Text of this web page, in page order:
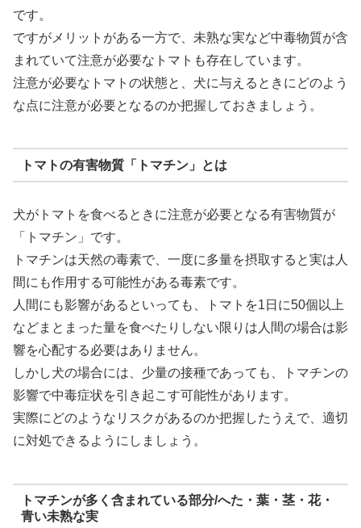
です。
ですがメリットがある一方で、未熟な実など中毒物質が含
まれていて注意が必要なトマトも存在しています。
注意が必要なトマトの状態と、犬に与えるときにどのよう
な点に注意が必要となるのか把握しておきましょう。
トマトの有害物質「トマチン」とは
犬がトマトを食べるときに注意が必要となる有害物質が
「トマチン」です。
トマチンは天然の毒素で、一度に多量を摂取すると実は人
間にも作用する可能性がある毒素です。
人間にも影響があるといっても、トマトを1日に50個以上
などまとまった量を食べたりしない限りは人間の場合は影
響を心配する必要はありません。
しかし犬の場合には、少量の接種であっても、トマチンの
影響で中毒症状を引き起こす可能性があります。
実際にどのようなリスクがあるのか把握したうえで、適切
に対処できるようにしましょう。
トマチンが多く含まれている部分/へた・葉・茎・花・
青い未熟な実